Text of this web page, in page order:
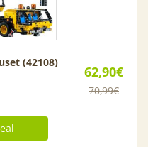
62,90€
70,99€
(42108)